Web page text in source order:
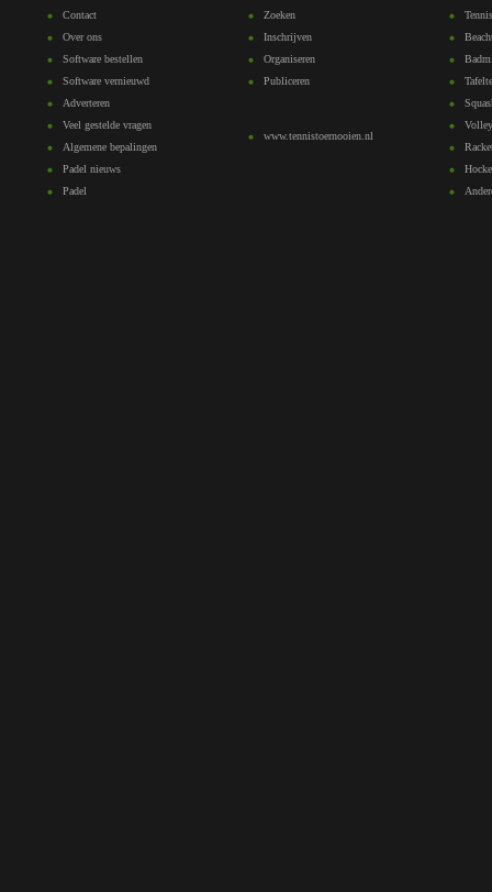
Contact
Over ons
Software bestellen
Software vernieuwd
Adverteren
Veel gestelde vragen
Algemene bepalingen
Padel nieuws
Padel
Zoeken
Inschrijven
Organiseren
Publiceren
www.tennistoernooien.nl